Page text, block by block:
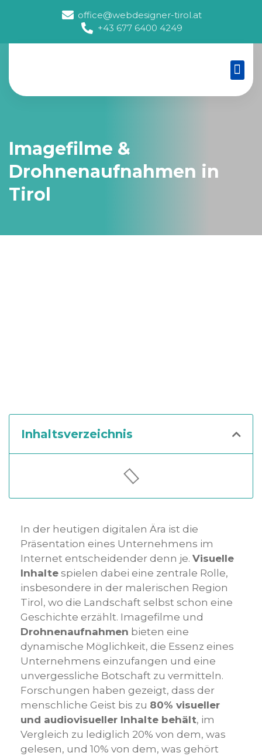
office@webdesigner-tirol.at
+43 677 6400 4249
Imagefilme &
Drohnenaufnahmen in
Tirol
Inhaltsverzeichnis
In der heutigen digitalen Ära ist die
Präsentation eines Unternehmens im
Internet entscheidender denn je. Visuelle
Inhalte spielen dabei eine zentrale Rolle,
insbesondere in der malerischen Region
Tirol, wo die Landschaft selbst schon eine
Geschichte erzählt. Imagefilme und
Drohnenaufnahmen bieten eine
dynamische Möglichkeit, die Essenz eines
Unternehmens einzufangen und eine
unvergessliche Botschaft zu vermitteln.
Forschungen haben gezeigt, dass der
menschliche Geist bis zu 80% visueller
und audiovisueller Inhalte behält, im
Vergleich zu lediglich 20% von dem, was
gelesen, und 10% von dem, was gehört